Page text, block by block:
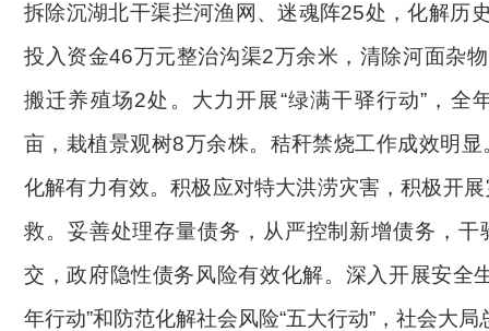
拆除沉湖北干渠拦河渔网、迷魂阵25处，化解历
投入资金46万元整治沟渠2万余米，清除河面杂
搬迁养殖场2处。大力开展“绿满干驿行动”，全
亩，栽植景观树8万余株。秸秆禁烧工作成效明
化解有力有效。积极应对特大洪涝灾害，积极开
救。妥善处理存量债务，从严控制新增债务，干
交，政府隐性债务风险有效化解。深入开展安全
年行动”和防范化解社会风险“五大行动”，社会大